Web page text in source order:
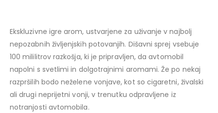
Ekskluzivne igre arom, ustvarjene za uživanje v najbolj
nepozabnih življenjskih potovanjih. Dišavni sprej vsebuje
100 mililitrov razkošja, ki je pripravljen, da avtomobil
napolni s svetlimi in dolgotrajnimi aromami. Že po nekaj
razpršilih bodo neželene vonjave, kot so cigaretni, živalski
ali drugi neprijetni vonji, v trenutku odpravljene iz
notranjosti avtomobila.